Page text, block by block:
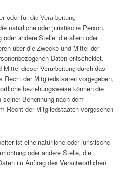
für die Verarbeitung
natürliche oder juristische Person,
oder andere Stelle, die allein oder
über die Zwecke und Mittel der
Daten entscheidet.
Mittel dieser Verarbeitung durch das
Recht der Mitgliedstaaten vorgegeben,
beziehungsweise können die
Benennung nach dem
Recht der Mitgliedstaaten vorgesehen
ist eine natürliche oder juristische
oder andere Stelle, die
im Auftrag des Verantwortlichen